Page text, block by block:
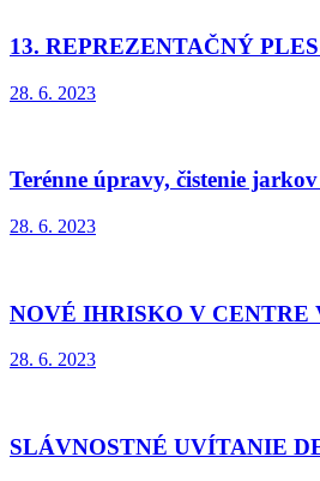
13. REPREZENTAČNÝ
28. 6. 2023
Terénne úpravy, čistenie
28. 6. 2023
NOVÉ IHRISKO V CENTRE
28. 6. 2023
SLÁVNOSTNÉ UVÍTANIE